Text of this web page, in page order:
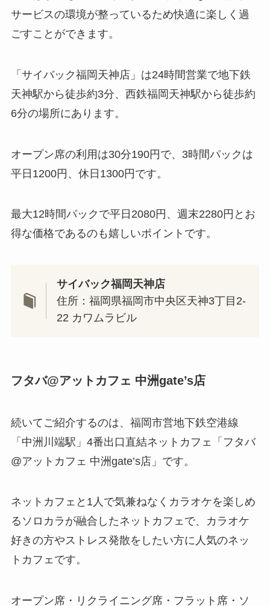
サービスの環境が整っているため快適に楽しく過
ごすことができます。
「サイバック福岡天神店」は24時間営業で地下鉄
天神駅から徒歩約3分、西鉄福岡天神駅から徒歩約
6分の場所にあります。
オープン席の利用は30分190円で、3時間パックは
平日1200円、休日1300円です。
最大12時間パックで平日2080円、週末2280円とお
得な価格であるのも嬉しいポイントです。
サイバック福岡天神店
住所：福岡県福岡市中央区天神3丁目2-
22 カワムラビル
フタバ@アットカフェ 中洲gate’s店
続いてご紹介するのは、福岡市営地下鉄空港線
「中洲川端駅」4番出口直結ネットカフェ「フタバ
@アットカフェ 中洲gate’s店」です。
ネットカフェと1人で気兼ねなくカラオケを楽しめ
るソロカラが融合したネットカフェで、カラオケ
好きの方やストレス発散をしたい方に人気のネッ
トカフェです。
オープン席・リクライニング席・フラット席・ソ